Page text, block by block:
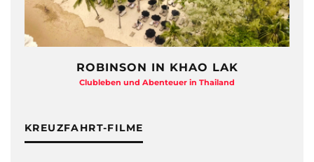
ROBINSON IN KHAO LAK
Clubleben und Abenteuer in Thailand
KREUZFAHRT-FILME